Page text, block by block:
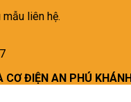
liên hệ.
ĐIỆN AN PHÚ KHÁNH